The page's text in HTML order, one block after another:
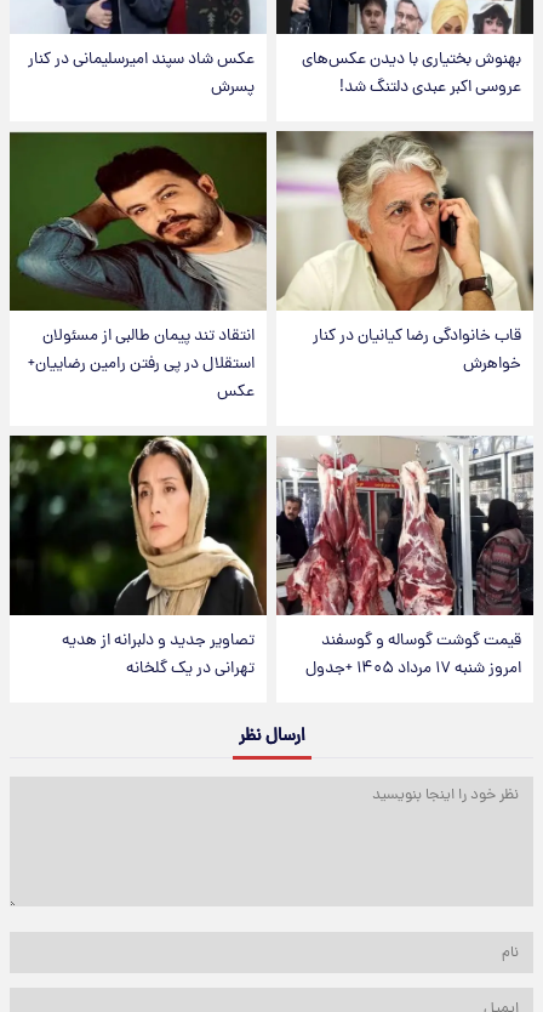
بهنوش بختیاری با دیدن عکس‌های
عروسی اکبر عبدی دلتنگ شد!
عکس شاد سپند امیرسلیمانی در کنار
پسرش
قاب خانوادگی رضا کیانیان در کنار
خواهرش
انتقاد تند پیمان طالبی از مسئولان
استقلال در پی رفتن رامین رضاییان+
عکس
قیمت گوشت گوساله و گوسفند
امروز شنبه ۱۷ مرداد ۱۴۰۵ +جدول
تصاویر جدید و دلبرانه از هدیه
تهرانی در یک گلخانه
ارسال نظر